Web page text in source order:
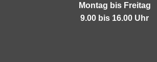
Montag bis Freitag
9.00 bis 16.00 Uhr